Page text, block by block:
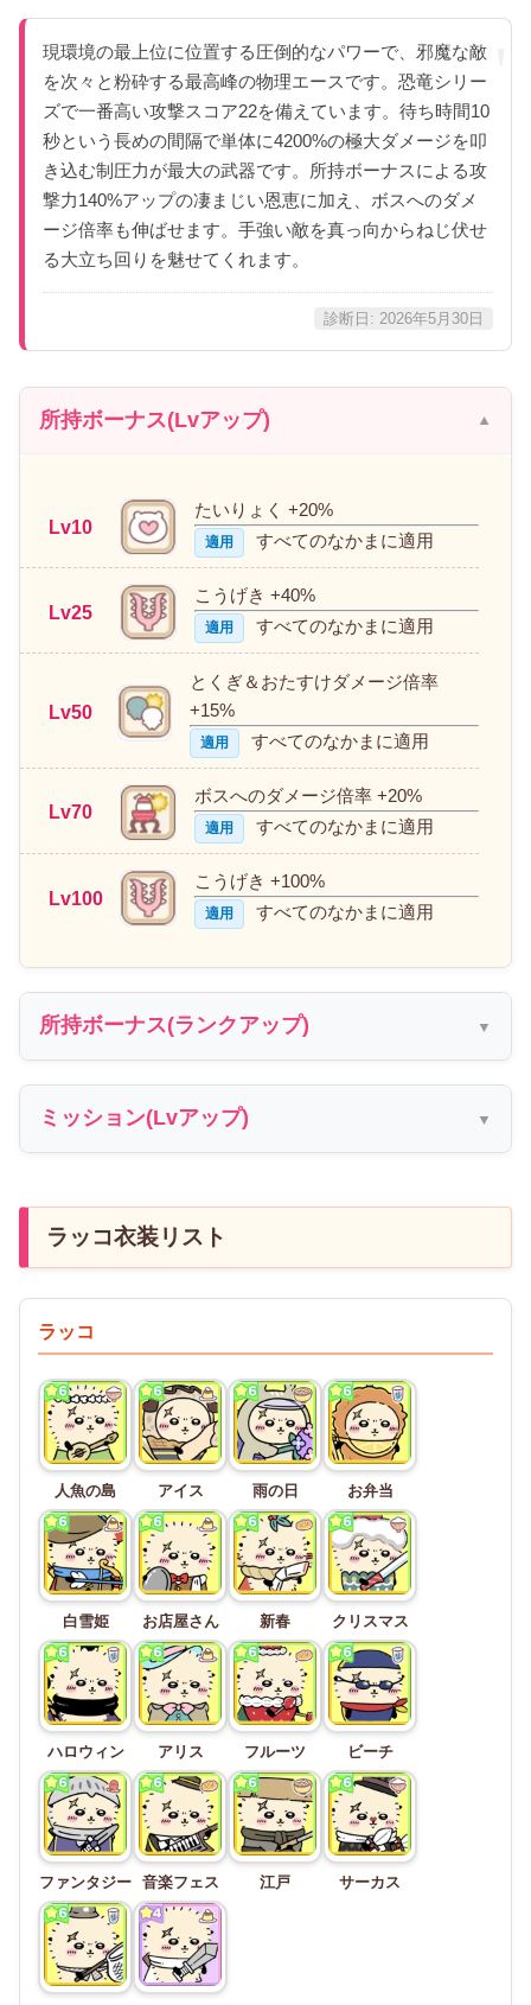
現環境の最上位に位置する圧倒的なパワーで、邪魔な敵
を次々と粉砕する最高峰の物理エースです。恐竜シリー
ズで一番高い攻撃スコア22を備えています。待ち時間10
秒という長めの間隔で単体に4200%の極大ダメージを叩
き込む制圧力が最大の武器です。所持ボーナスによる攻
撃力140%アップの凄まじい恩恵に加え、ボスへのダメ
ージ倍率も伸ばせます。手強い敵を真っ向からねじ伏せ
る大立ち回りを魅せてくれます。
診断日: 2026年5月30日
所持ボーナス(Lvアップ)
Lv10
たいりょく +20%
適用 すべてのなかまに適用
Lv25
こうげき +40%
適用 すべてのなかまに適用
Lv50
とくぎ＆おたすけダメージ倍率
+15%
適用 すべてのなかまに適用
Lv70
ボスへのダメージ倍率 +20%
適用 すべてのなかまに適用
Lv100
こうげき +100%
適用 すべてのなかまに適用
所持ボーナス(ランクアップ)
ミッション(Lvアップ)
ラッコ衣装リスト
ラッコ
人魚の島 アイス 雨の日 お弁当
白雪姫 お店屋さん 新春 クリスマス
ハロウィン アリス フルーツ ビーチ
ファンタジー 音楽フェス 江戸 サーカス